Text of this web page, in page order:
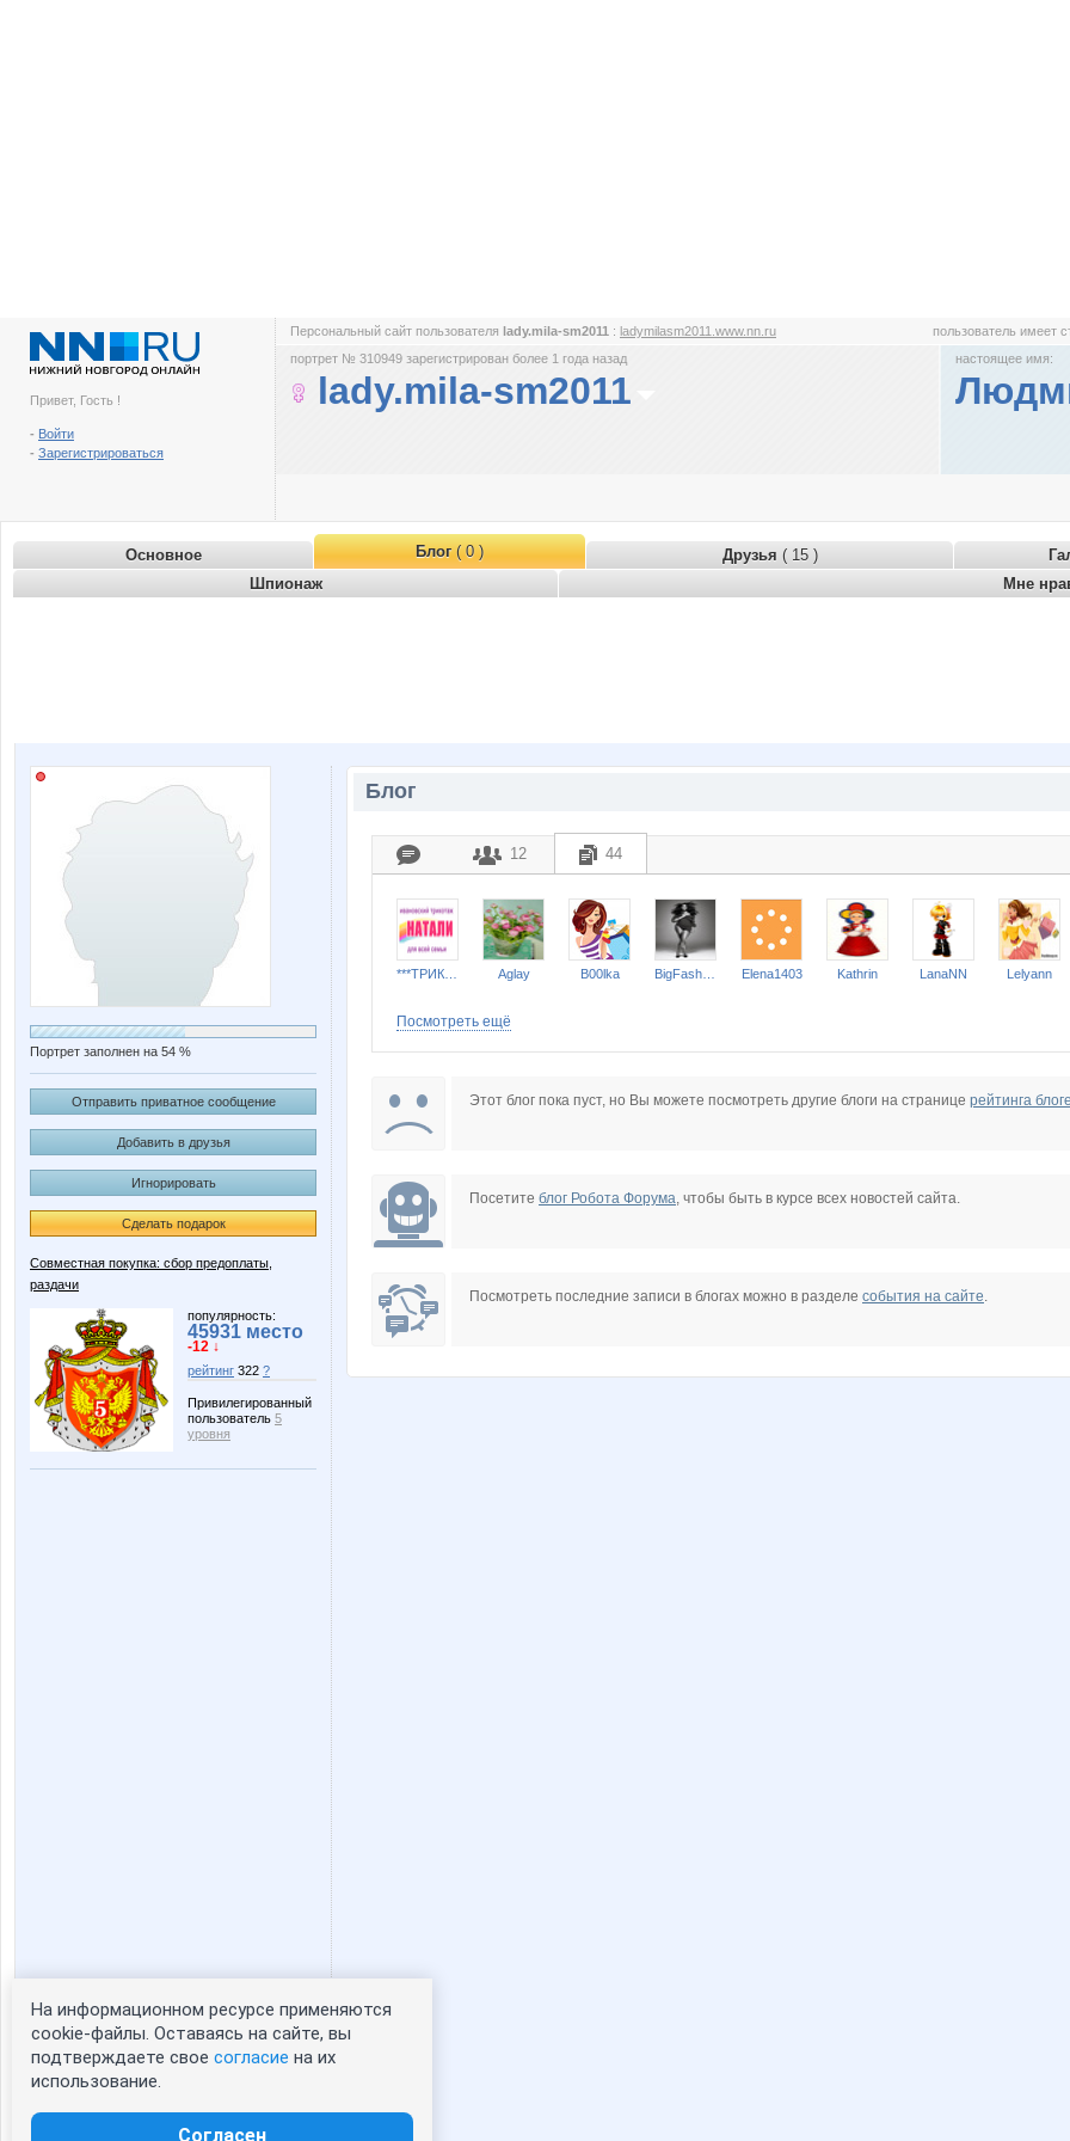
Привет, Гость !
- Войти
- Зарегистрироваться
Персональный сайт пользователя lady.mila-sm2011 : ladymilasm2011.www.nn.ru пользователь имеет
портрет № 310949 зарегистрирован более 1 года назад
lady.mila-sm2011
настоящее имя:
Основное Блог( 0 ) Друзья ( 15 )
Шпионаж
Мне
Портрет заполнен на 54 %
Отправить приватное сообщение
Добавить в друзья
Игнорировать
Сделать подарок
Совместная покупка: сбор предоплаты,
раздачи
популярность:
45931 место
-12 ↓
рейтинг 322 ?
Привилегированный
пользователь 5
уровня
Статистика портрета:
сейчас просматривают портрет - 0
зарегистрированные пользователи
Блог
12 44
Aglay B00lka Elena1403 Kathrin LanaNN Lelyann
p4elka52
СЛ@ДЕНЬК@Я Умка_ Весна29.04 Змеюша
Посмотреть ещё
Этот блог пока пуст, но Вы можете посмотреть другие блоги на странице рейтинга
Посетите блог Робота Форума, чтобы быть в курсе всех новостей сайта.
Посмотреть последние записи в блогах можно в разделе события на сайте.
На информационном ресурсе применяются
cookie-файлы. Оставаясь на сайте, вы
подтверждаете свое согласие на их
использование.
Согласен